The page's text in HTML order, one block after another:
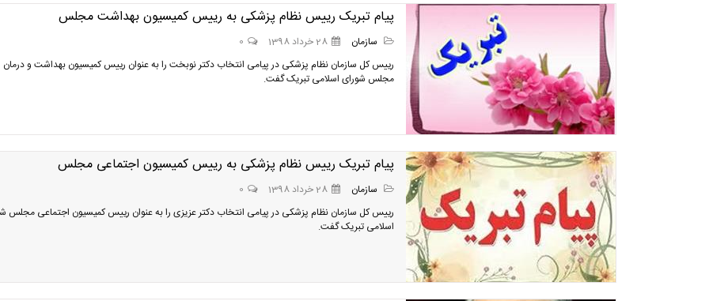
پیام تبریک رییس نظام پزشکی به رییس کمیسیون بهداشت مجلس
سازمان 28 خرداد 1398
0
رییس کل سازمان نظام پزشکی در پیامی انتخاب دکتر نوبخت را به عنوان رییس کمیسیون بهداشت و درمان
مجلس شورای اسلامی تبریک گفت.
پیام تبریک رییس نظام پزشکی به رییس کمیسیون اجتماعی مجلس
سازمان 28 خرداد 1398
0
رییس کل سازمان نظام پزشکی در پیامی انتخاب دکتر عزیزی را به عنوان رییس کمیسیون اجتماعی مجلس
اسلامی تبریک گفت.